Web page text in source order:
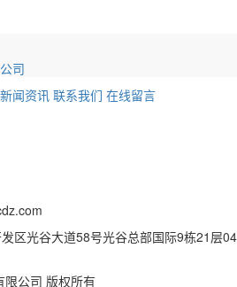
司
新闻资讯 联系我们 在线留言
光谷大道58号光谷总部国际9栋21层04
公司 版权所有